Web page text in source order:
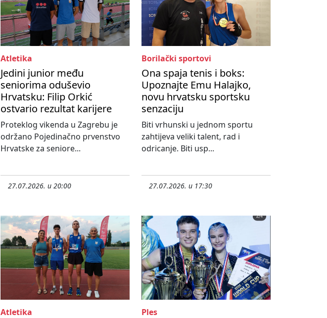
Atletika
Jedini junior među
seniorima oduševio
Hrvatsku: Filip Orkić
ostvario rezultat karijere
Proteklog vikenda u Zagrebu je
održano Pojedinačno prvenstvo
Hrvatske za seniore...
27.07.2026. u 20:00
Borilački sportovi
Ona spaja tenis i boks:
Upoznajte Emu Halajko,
novu hrvatsku sportsku
senzaciju
Biti vrhunski u jednom sportu
zahtijeva veliki talent, rad i
odricanje. Biti usp...
27.07.2026. u 17:30
Atletika Ples